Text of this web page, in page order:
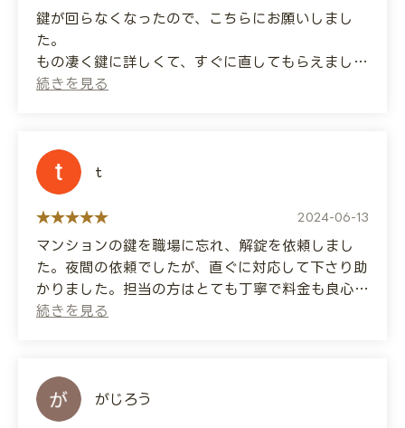
Another company immediately tried to
replace it, but this locksmith properly
identified the cause and repaired it!
They are a great, caring locksmith!
鍵が回らなくなったので、こちらにお願いしまし
た。
もの凄く鍵に詳しくて、すぐに直してもらえまし
た！
また何かあった時はよろしくお願いします！
(Translated by Google)
My key wouldn't turn, so I called for help.
They were incredibly knowledgeable about
locks and fixed it right away!
The price was reasonable, and the
I'll definitely contact them again if I have any
t
2024-06-13
マンションの鍵を職場に忘れ、解錠を依頼しまし
た。夜間の依頼でしたが、直ぐに対応して下さり助
かりました。担当の方はとても丁寧で料金も良心的
でした。
(Translated by Google)
I left my apartment key at work and
requested that it be unlocked. Although it was
がじろう